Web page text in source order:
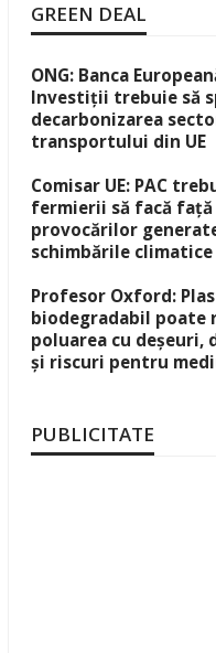
GREEN DEAL
ONG: Banca
Investiții trebuie să
decarbonizarea
transportului din UE
Comisar UE: PAC
fermierii să facă față
provocărilor
schimbările climatice
Profesor Oxford:
biodegradabil poate
poluarea cu deșeuri,
și riscuri pentru
PUBLICITATE